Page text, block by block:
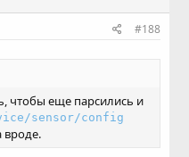
#188
чтобы еще парсились и
sensor/config
вроде.